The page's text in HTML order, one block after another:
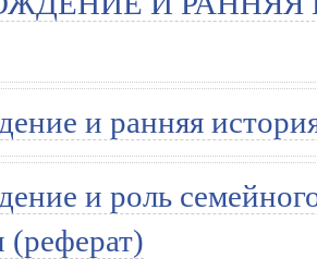
и ранняя
и роль